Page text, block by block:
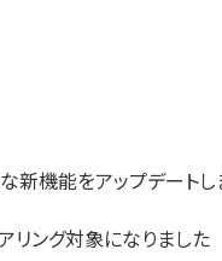
新機能をアップデートし
リング対象になりました